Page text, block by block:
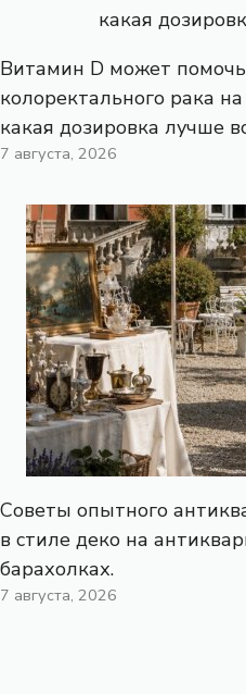
Витамин D может
колоректального рака
какая дозировка лучше
7 августа, 2026
Советы опытного
в стиле деко на
барахолках.
7 августа, 2026